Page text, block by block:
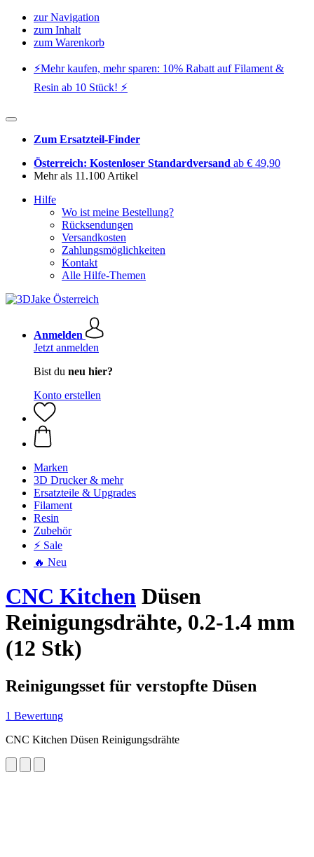
zur Navigation
zum Inhalt
zum Warenkorb
⚡️Mehr kaufen, mehr sparen: 10% Rabatt auf Filament &
Resin ab 10 Stück! ⚡️
Zum Ersatzteil-Finder
Österreich: Kostenloser Standardversand ab € 49,90
Mehr als 11.100 Artikel
Hilfe
Wo ist meine Bestellung?
Rücksendungen
Versandkosten
Zahlungsmöglichkeiten
Kontakt
Alle Hilfe-Themen
Anmelden
Jetzt anmelden
Bist du neu hier?
Konto erstellen
Marken
3D Drucker & mehr
Ersatzteile & Upgrades
Filament
Resin
Zubehör
⚡ Sale
🔥 Neu
CNC Kitchen Düsen
Reinigungsdrähte, 0.2-1.4 mm
(12 Stk)
Reinigungsset für verstopfte Düsen
1 Bewertung
CNC Kitchen Düsen Reinigungsdrähte